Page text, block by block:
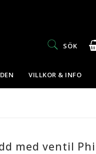
SÖK
VILLKOR & INFO
med ventil